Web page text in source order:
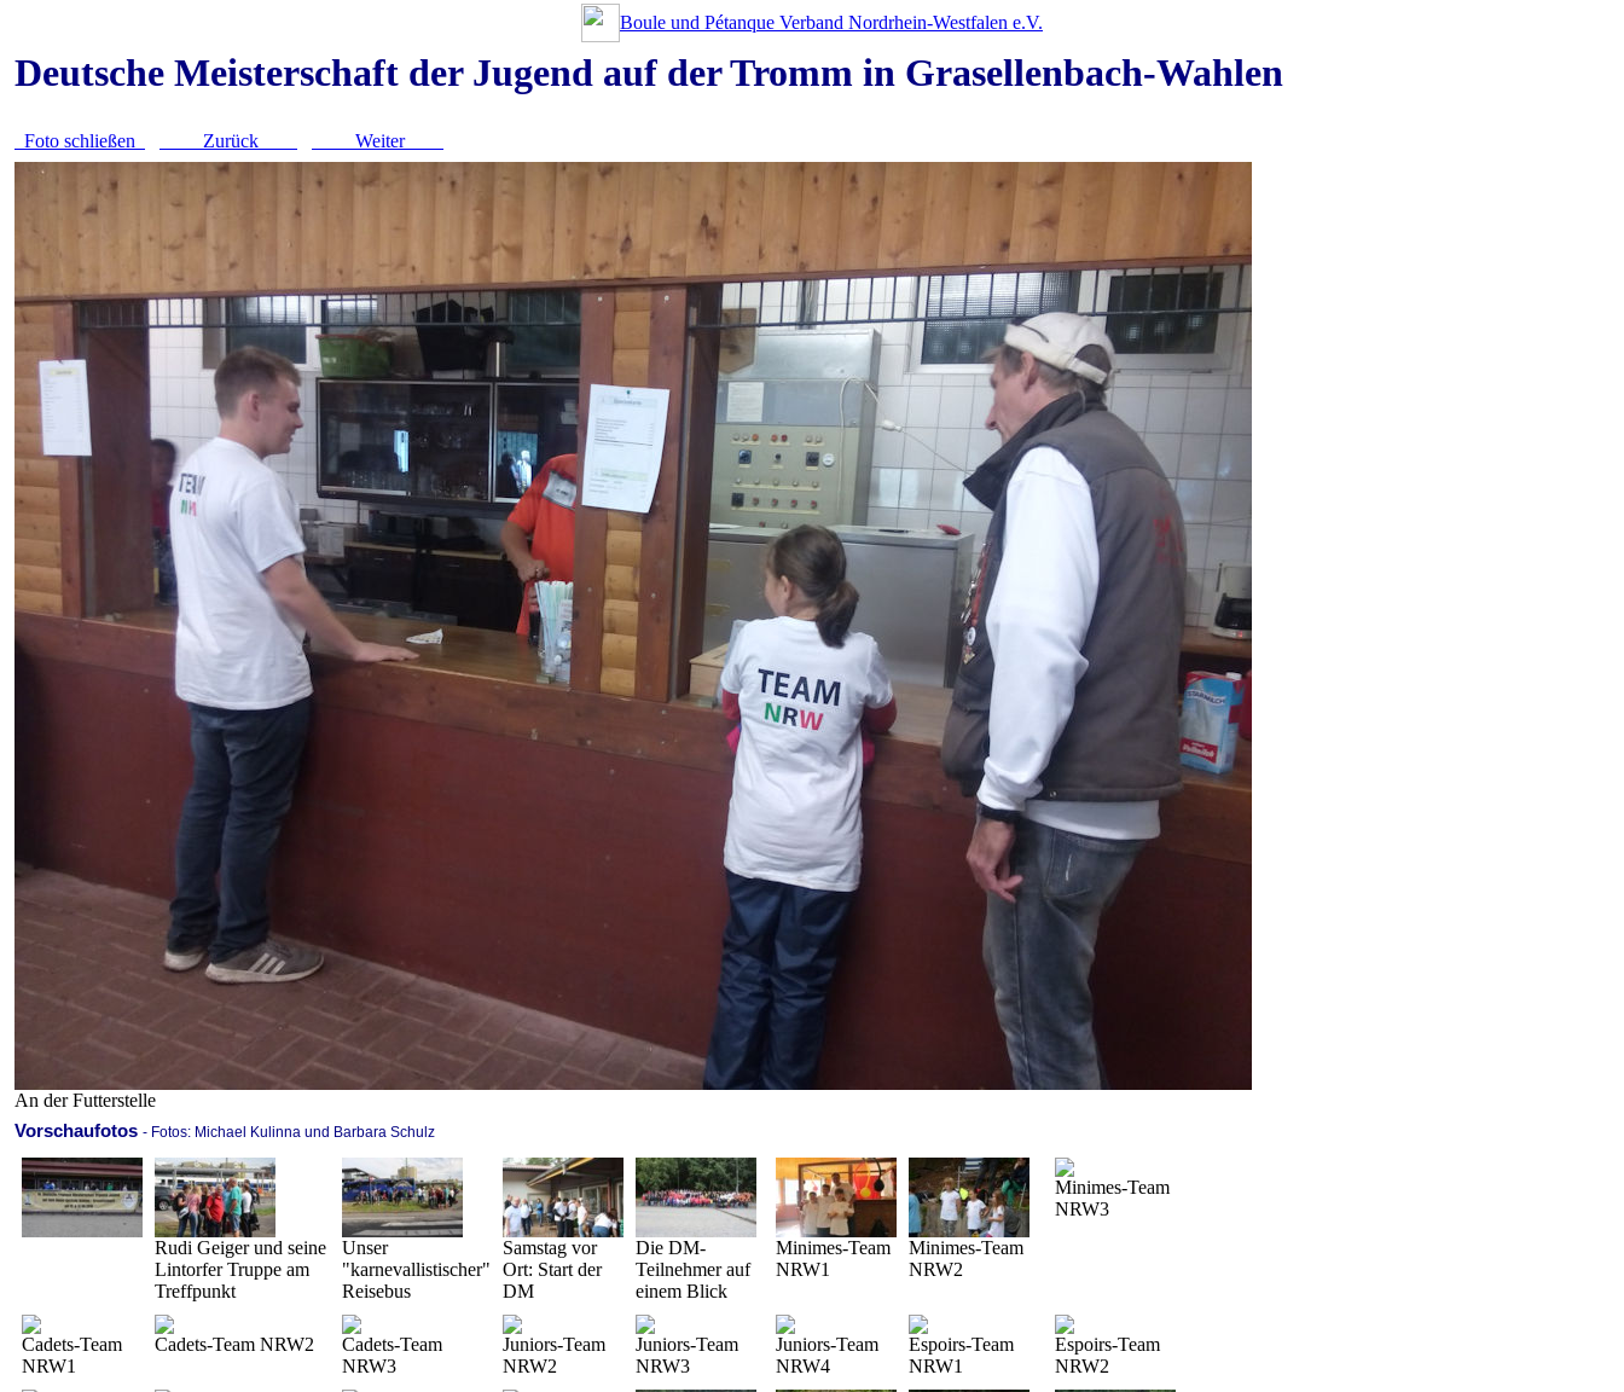
Boule und Pétanque Verband Nordrhein-Westfalen e.V.
Deutsche Meisterschaft der Jugend auf der Tromm in Grasellenbach-Wahlen
Foto schließen Zurück Weiter
An der Futterstelle
Vorschaufotos - Fotos: Michael Kulinna und Barbara Schulz
Rudi Geiger und seine
Lintorfer Truppe am
Treffpunkt
Unser
"karnevallistischer"
Reisebus
Samstag vor
Ort: Start der
DM
Die DM-
Teilnehmer auf
einem Blick
Minimes-Team
NRW1
Minimes-Team
NRW2
Minimes-Team
NRW3
Cadets-Team
NRW1
Cadets-Team NRW2
Cadets-Team
NRW3
Juniors-Team
NRW2
Juniors-Team
NRW3
Juniors-Team
NRW4
Espoirs-Team
NRW1
Espoirs-Team
NRW2